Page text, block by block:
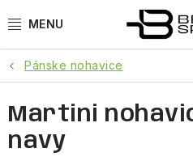
na
ŠPORTY
BEH
BOGNER
Pánske nohavice
Martini
navy